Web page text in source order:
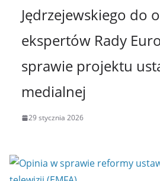
Jędrzejewskiego do
ekspertów Rady
sprawie projektu
medialnej
29 stycznia 2026